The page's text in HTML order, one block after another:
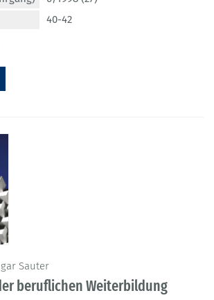
40-42
Sauter
beruflichen Weiterbildung